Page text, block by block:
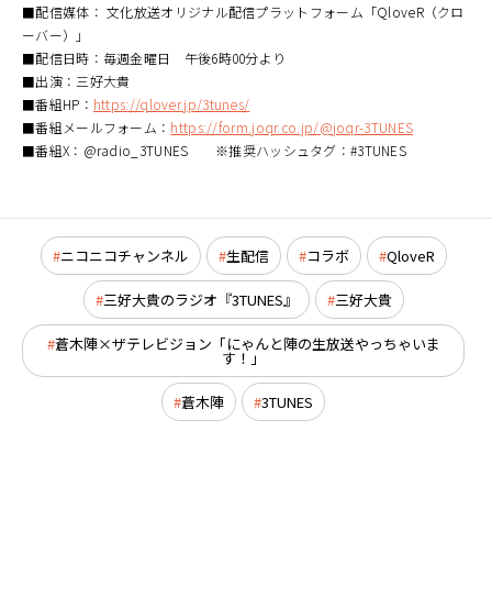
■配信媒体： 文化放送オリジナル配信プラットフォーム「QloveR（クロ
ーバー）」
■配信日時：毎週金曜日 午後6時00分より
■出演：三好大貴
■番組HP： https://qlover.jp/3tunes/
■番組メールフォーム： https://form.joqr.co.jp/@joqr-3TUNES
■番組X：@radio_3TUNES ※推奨ハッシュタグ：#3TUNES
ニコニコチャンネル 生配信 コラボ QloveR
三好大貴のラジオ『3TUNES』 三好大貴
蒼木陣×ザテレビジョン「にゃんと陣の生放送やっちゃいま
す！」
蒼木陣 3TUNES